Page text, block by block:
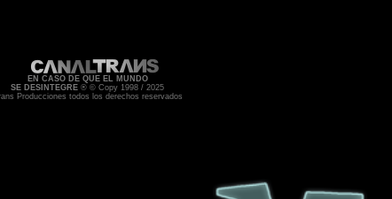
EN CASO DE QUE EL MUNDO
SE DESINTEGRE ® © Copy 1998 / 2025
Producciones todos los derechos reservados